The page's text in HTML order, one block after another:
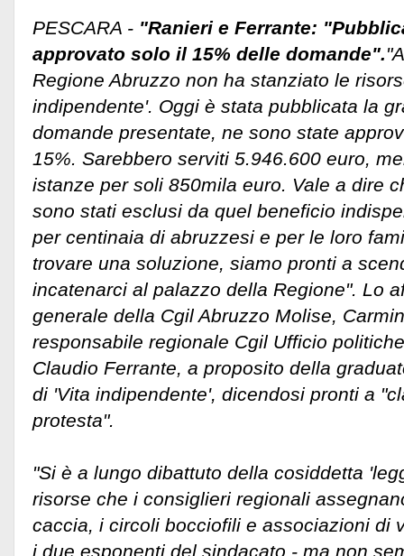
PESCARA - "Ranieri e Ferrante:
approvato solo il 15% delle domande".
Regione Abruzzo non ha stanziato le
indipendente'. Oggi è stata pubblicata la
domande presentate, ne sono state
15%. Sarebbero serviti 5.946.600 euro,
istanze per soli 850mila euro. Vale a dire
sono stati esclusi da quel beneficio
per centinaia di abruzzesi e per le loro
trovare una soluzione, siamo pronti a
incatenarci al palazzo della Regione". Lo
generale della Cgil Abruzzo Molise,
responsabile regionale Cgil Ufficio
Claudio Ferrante, a proposito della
di 'Vita indipendente', dicendosi pronti a
protesta".
"Si è a lungo dibattuto della cosiddetta
risorse che i consiglieri regionali
caccia, i circoli bocciofili e associazioni di
i due esponenti del sindacato - ma non